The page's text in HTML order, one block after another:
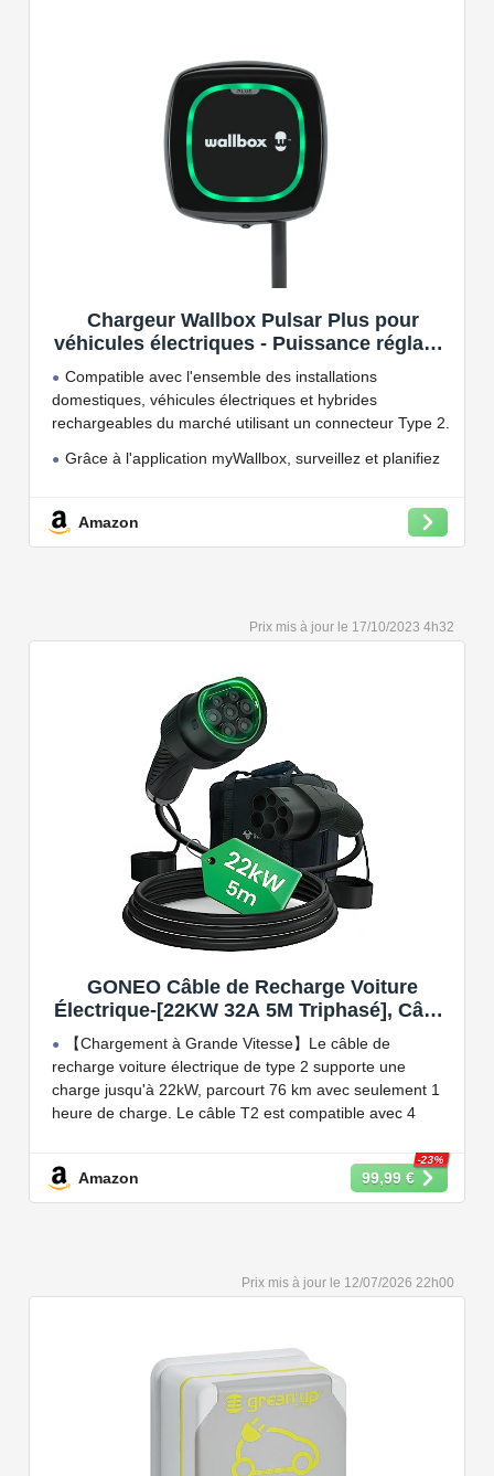
Chargeur Wallbox Pulsar Plus pour
véhicules électriques - Puissance réglable
jusqu'à 7.4 KW, câble de Charge Type 2,
Wi-FI et Bluetooth, OCPP
Compatible avec l'ensemble des installations
domestiques, véhicules électriques et hybrides
rechargeables du marché utilisant un connecteur Type 2.
Grâce à l'application myWallbox, surveillez et planifiez
Convient à une installation à l'intérieur et à l'extérieur,
Capacité de charge à puissance réglable jusqu'à 22
kW. Câble de charge Type 2 de 5 ou 7 mètres de long.
Compatible avec tous les compteurs d'énergie Wallbox
permettant d'éviter les pannes de courant, les surprises
sur vos factures d'énergie et de charger votre VE avec
vos panneaux solaires.
Amazon
17/10/2023 4h32
GONEO Câble de Recharge Voiture
Électrique-[22KW 32A 5M Triphasé], Câble
Type 2 à Type 2 EV/PHEV, Câble T2 avec
Sac de Transport, Compatible avec Model
3/S/X/Y, e-208, ID.5, E-Tron, IONIQ 5, Zoe,
etc
【Chargement à Grande Vitesse】Le câble de
recharge voiture électrique de type 2 supporte une
charge jusqu'à 22kW, parcourt 76 km avec seulement 1
heure de charge. Le câble T2 est compatible avec 4
【Conception Sécurisée】Nos câbles type 2 vous
de recharge de type 1, CCS1, CHAdeMO et GB/T.
voiture électrique de type 2 est conforme à la norme
européenne IEC 62196 et convient à tous les EV et
PHEV avec type 2 et CCS2. Convient aux modèles
Y/3/S/X, i3, iX, ID.3, ID.4, ID.5, E-Tron, ZOE, Kona, Leaf,
【Qualité Solide et Fiable】Résistant à l'eau - IP54,
Amazon 99,99 €
-23%
12/07/2026 22h00